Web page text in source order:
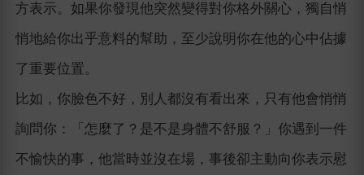
方表示。如果你發現他突然變得對你格外關心，獨自悄
悄地給你出乎意料的幫助，至少說明你在他的心中佔據
了重要位置。
比如，你臉色不好，別人都沒有看出來，只有他會悄悄
詢問你：「怎麼了？是不是身體不舒服？」你遇到一件
不愉快的事，他當時並沒在場，事後卻主動向你表示慰